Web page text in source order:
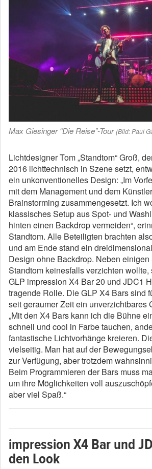
Max Giesinger “Die Reise”-Tour (Bild: Paul
Lichtdesigner Tom „Standtom“ Groß,
2016 lichttechnisch in Szene setzt,
ein unkonventionelles Design: „Im
mit dem Management und dem
Brainstorming zusammengesetzt. Ich
klassisches Setup aus Spot- und
hinten einen Backdrop vermeiden“,
Standtom. Alle Beteiligten brachten
und am Ende stand ein
Design ohne Backdrop. Neben einigen
Standtom keinesfalls verzichten
GLP impression X4 Bar 20 und JDC1
tragende Rolle. Die GLP X4 Bars sind
seit geraumer Zeit ein unverzichtbares
„Mit den X4 Bars kann ich die Bühne
schnell und cool in Farbe tauchen,
fantastische Lichtvorhänge kreieren.
vielseitig. Man hat auf der
zur Verfügung, aber trotzdem
Beim Programmieren der Bars muss
um ihre Möglichkeiten voll
aber viel Spaß.“
impression X4 Bar und
den Look